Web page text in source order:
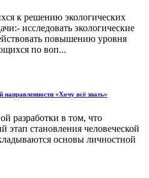
к решению экологических
исследовать экологические
повышению уровня
по воп...
«Хочу всё знать»
разработки в том, что
этап становления человеческой
основы личностной